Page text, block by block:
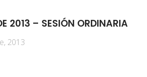
2013 – SESIÓN ORDINARIA
2013